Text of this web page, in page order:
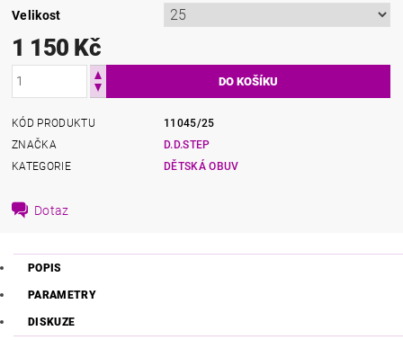
Velikost
1 150 Kč
KÓD PRODUKTU
11045/25
ZNAČKA
D.D.STEP
KATEGORIE
DĚTSKÁ OBUV
Dotaz
POPIS
PARAMETRY
DISKUZE